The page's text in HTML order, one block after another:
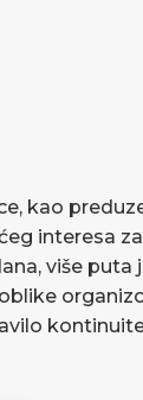
kao
interesa za
više puta